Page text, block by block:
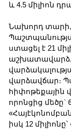
և 4.5 միլիոն
Նախորդ տարի,
ստացել է 21
աշխատավարձ,
վարձավճար։
հիփոթեքային
որոնցից մեծը`
իսկ 12